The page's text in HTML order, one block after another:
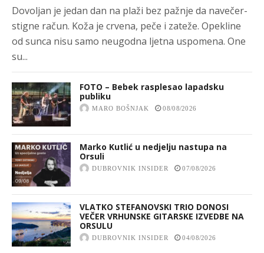
Dovoljan je jedan dan na plaži bez pažnje da navečer-
stigne račun. Koža je crvena, peče i zateže. Opekline
od sunca nisu samo neugodna ljetna uspomena. One
su...
FOTO – Bebek rasplesao lapadsku
publiku
MARO BOŠNJAK 08/08/2026
Marko Kutlić u nedjelju nastupa na
Orsuli
DUBROVNIK INSIDER 07/08/2026
VLATKO STEFANOVSKI TRIO DONOSI
VEČER VRHUNSKE GITARSKE IZVEDBE NA
ORSULU
DUBROVNIK INSIDER 04/08/2026